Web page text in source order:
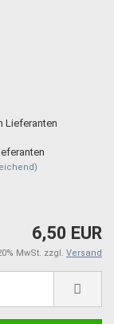
6,50 EUR
MwSt. zzgl. Versand